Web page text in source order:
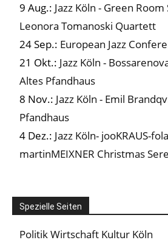
9 Aug.: Jazz Köln - Green
Leonora Tomanoski Quartett
24 Sep.: European Jazz
21 Okt.: Jazz Köln -
Altes Pfandhaus
8 Nov.: Jazz Köln - Emil
Pfandhaus
4 Dez.: Jazz Köln- jooKRAUS-
martinMEIXNER Christmas
Spezielle Seiten
Politik Wirtschaft Kultur Köln